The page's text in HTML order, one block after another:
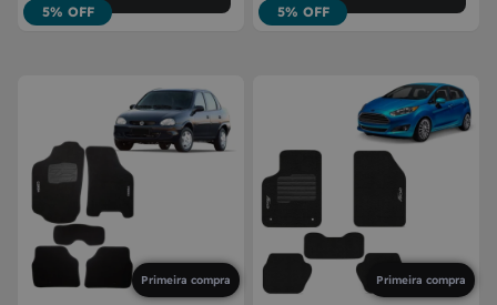
5% OFF 5% OFF
Primeira compra Primeira compra